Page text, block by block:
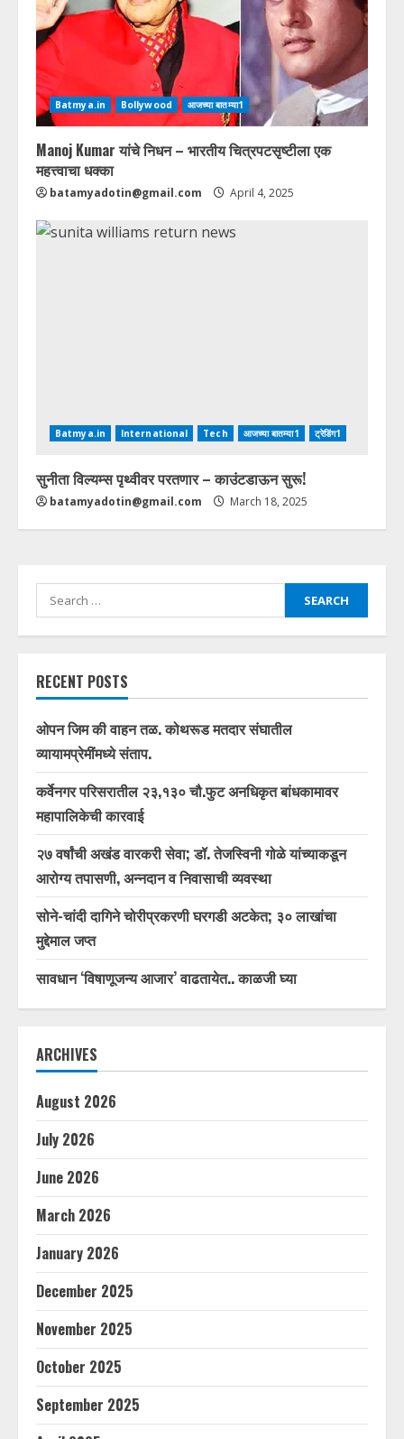
Batmya.in Bollywood आजच्या बातम्या1
Manoj Kumar यांचे निधन – भारतीय चित्रपटसृष्टीला एक
महत्त्वाचा धक्का
batamyadotin@gmail.com April 4, 2025
Batmya.in International Tech आजच्या बातम्या1 ट्रेडिंग1
सुनीता विल्यम्स पृथ्वीवर परतणार – काउंटडाऊन सुरू!
batamyadotin@gmail.com March 18, 2025
Search
for:
RECENT POSTS
ओपन जिम की वाहन तळ. कोथरूड मतदार संघातील
व्यायामप्रेमींमध्ये संताप.
कर्वेनगर परिसरातील २३,१३० चौ.फुट अनधिकृत बांधकामावर
महापालिकेची कारवाई
२७ वर्षांची अखंड वारकरी सेवा; डॉ. तेजस्विनी गोळे यांच्याकडून
आरोग्य तपासणी, अन्नदान व निवासाची व्यवस्था
सोने-चांदी दागिने चोरीप्रकरणी घरगडी अटकेत; ३० लाखांचा
मुद्देमाल जप्त
सावधान ‘विषाणूजन्य आजार’ वाढतायेत.. काळजी घ्या
ARCHIVES
August 2026
July 2026
June 2026
March 2026
January 2026
December 2025
November 2025
October 2025
September 2025